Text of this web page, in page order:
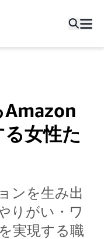
Amazon
女性た
ンを生み出
りがい・ワ
実現する職